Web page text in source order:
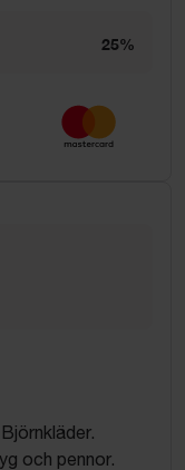
25%
och pennor.